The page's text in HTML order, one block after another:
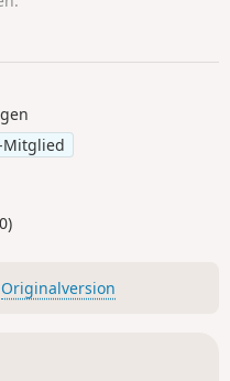
Mitglied
Originalversion